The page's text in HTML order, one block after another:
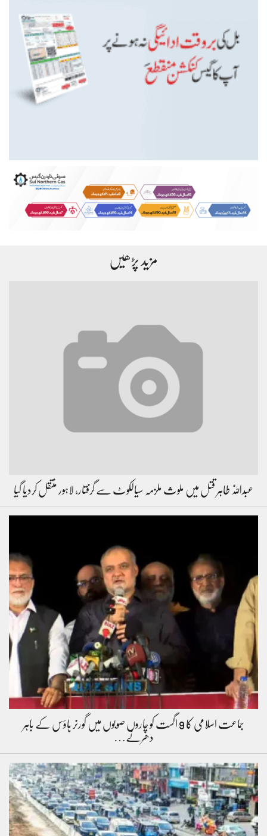
مزید پڑھیں
عبداللّٰہ طاہر قتل میں ملوث ملزمہ سیالکوٹ سے گرفتار، لاہور منتقل کردیا گیا
جماعت اسلامی کا 9 اگست کو چاروں صوبوں میں گورنر ہاؤس کے باہر
دھرنے…